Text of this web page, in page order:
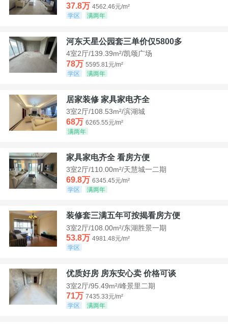
37.8万 4562.46元/m²
学区
满两年
河东天星公园套三单价仅5800多
4室2厅/139.39m²/凯颂广场
78万 5595.81元/m²
学区
满两年
居家装修 家具家电齐全
3室2厅/108.53m²/滨湖城
68万 6265.55元/m²
满两年
家具家电齐全 看房方便
3室2厅/110.00m²/天慧城一二期
69.8万 6345.45元/m²
学区
满两年
装修套三满五年可按揭看房方便
3室2厅/108.00m²/东湖胜景一期
53.8万 4981.48元/m²
学区
优质好房 房东安心卖 价格可谈
3室2厅/95.49m²/峰景里二期
71万 7435.33元/m²
学区
满两年